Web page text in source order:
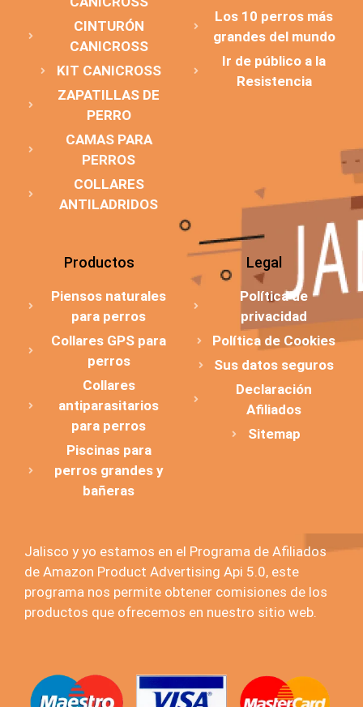
CINTURÓN
CANICROSS
KIT CANICROSS
ZAPATILLAS DE
PERRO
CAMAS PARA
PERROS
COLLARES
ANTILADRIDOS
Los 10 perros más
grandes del mundo
Ir de público a la
Resistencia
Productos
Piensos naturales
para perros
Collares GPS para
perros
Collares
antiparasitarios
para perros
Piscinas para
perros grandes y
bañeras
Legal
Política de
privacidad
Política de Cookies
Sus datos seguros
Declaración
Afiliados
Sitemap
Jalisco y yo estamos en el Programa de Afiliados
de Amazon Product Advertising Api 5.0, este
programa nos permite obtener comisiones de los
productos que ofrecemos en nuestro sitio web.